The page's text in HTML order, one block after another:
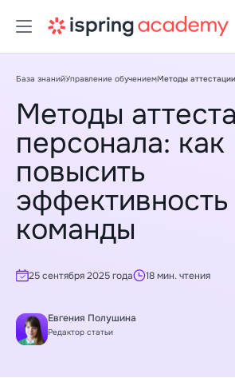
База знанийУправление обучением
Методы
персонала: как
повысить
эффективность
команды
25 сентября 2025 года 18 мин. чтения
Евгения Полушина
Редактор статьи